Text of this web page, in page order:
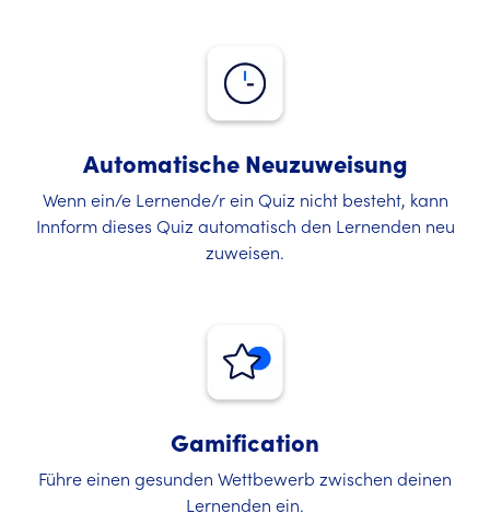
Automatische Neuzuweisung
Wenn ein/e Lernende/r ein Quiz nicht besteht, kann
Innform dieses Quiz automatisch den Lernenden neu
zuweisen.
Gamification
Führe einen gesunden Wettbewerb zwischen deinen
Lernenden ein.